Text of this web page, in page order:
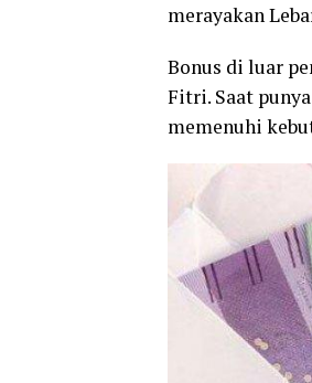
merayakan
Bonus di luar
Fitri. Saat
memenuhi